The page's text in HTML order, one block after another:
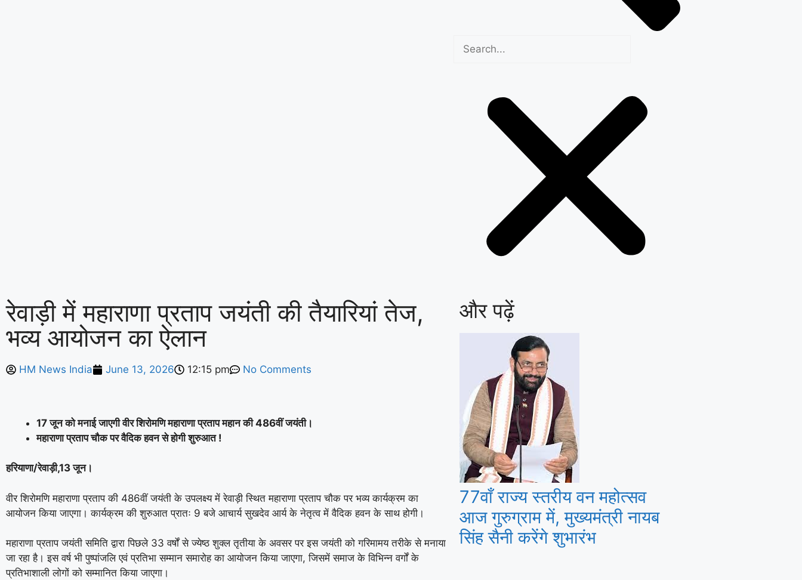
समेत तीन की मौत
रेवाड़ी में महाराणा प्रताप जयंती की तैयारियां तेज,
भव्य आयोजन का ऐलान
HM News India June 13, 2026 12:15 pm No Comments
17 जून को मनाई जाएगी वीर शिरोमणि महाराणा प्रताप महान की 486वीं जयंती।
महाराणा प्रताप चौक पर वैदिक हवन से होगी शुरुआत !
हरियाणा/रेवाड़ी,13जून।
वीर शिरोमणि महाराणा प्रताप की 486वीं जयंती के उपलक्ष्य में रेवाड़ी स्थित महाराणा प्रताप चौक पर भव्य कार्यक्रम का
आयोजन किया जाएगा। कार्यक्रम की शुरुआत प्रातः 9 बजे आचार्य सुखदेव आर्य के नेतृत्व में वैदिक हवन के साथ होगी।
महाराणा प्रताप जयंती समिति द्वारा पिछले 33 वर्षों से ज्येष्ठ शुक्ल तृतीया के अवसर पर इस जयंती को गरिमामय तरीके से मनाया
जा रहा है। इस वर्ष भी पुष्पांजलि एवं प्रतिभा सम्मान समारोह का आयोजन किया जाएगा, जिसमें समाज के विभिन्न वर्गों के
प्रतिभाशाली लोगों को सम्मानित किया जाएगा।
और पढ़ें
77वाँ राज्य स्तरीय वन महोत्सव
आज गुरुग्राम में, मुख्यमंत्री नायब
सिंह सैनी करेंगे शुभारंभ